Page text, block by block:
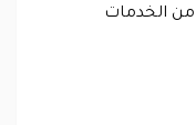
من الخدمات